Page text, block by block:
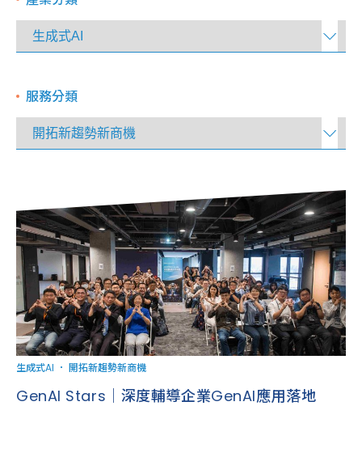
服務分類
生成式AI ． 開拓新趨勢新商機
GenAI Stars｜深度輔導企業GenAI應用落地